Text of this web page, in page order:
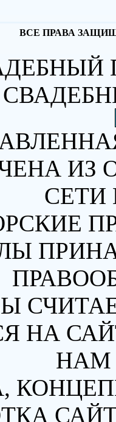
ВСЕ ПРАВА
ИЗ
СЕТИ
НА
НАМ